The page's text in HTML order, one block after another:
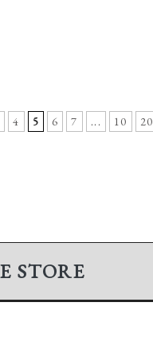
4 5 6 7 ... 10 20
STORE